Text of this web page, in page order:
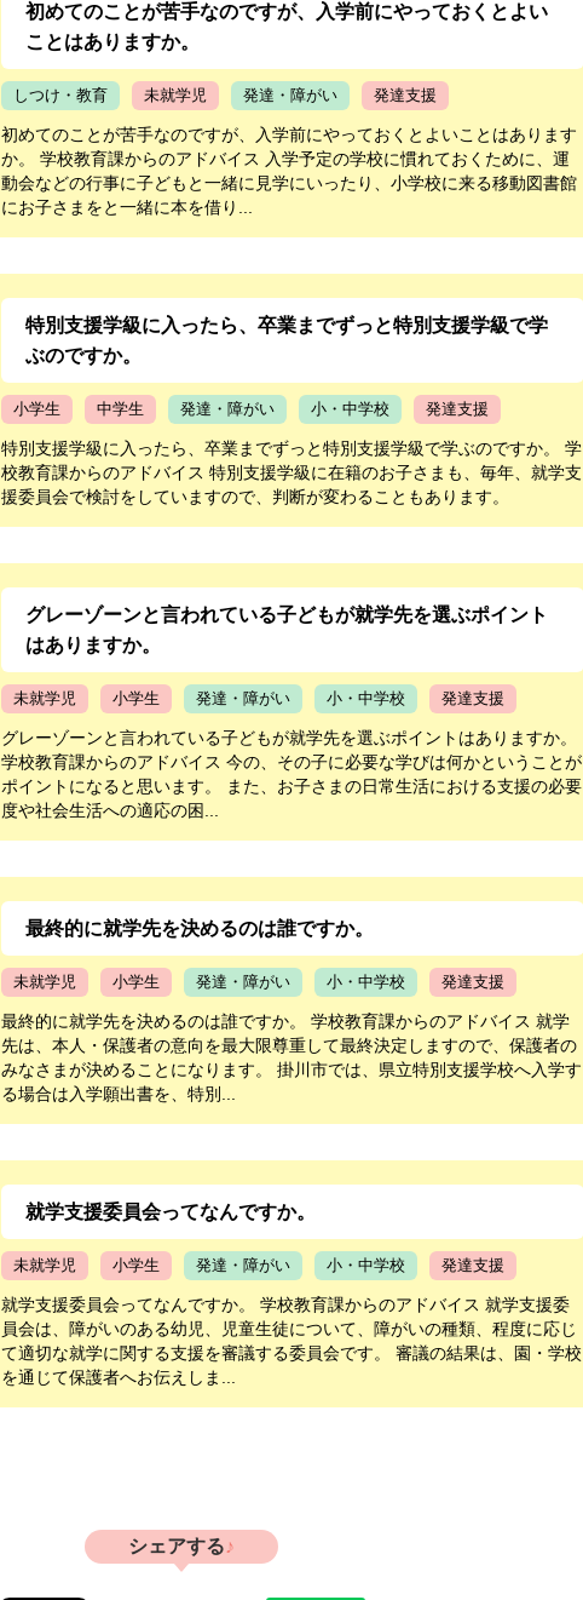
初めてのことが苦手なのですが、入学前にやっておくとよい
ことはありますか。
しつけ・教育 未就学児 発達・障がい 発達支援
初めてのことが苦手なのですが、入学前にやっておくとよいことはあります
か。 学校教育課からのアドバイス 入学予定の学校に慣れておくために、運
動会などの行事に子どもと一緒に見学にいったり、小学校に来る移動図書館
にお子さまをと一緒に本を借り...
特別支援学級に入ったら、卒業までずっと特別支援学級で学
ぶのですか。
小学生 中学生 発達・障がい 小・中学校 発達支援
特別支援学級に入ったら、卒業までずっと特別支援学級で学ぶのですか。 学
校教育課からのアドバイス 特別支援学級に在籍のお子さまも、毎年、就学支
援委員会で検討をしていますので、判断が変わることもあります。
グレーゾーンと言われている子どもが就学先を選ぶポイント
はありますか。
未就学児 小学生 発達・障がい 小・中学校 発達支援
グレーゾーンと言われている子どもが就学先を選ぶポイントはありますか。
学校教育課からのアドバイス 今の、その子に必要な学びは何かということが
ポイントになると思います。 また、お子さまの日常生活における支援の必要
度や社会生活への適応の困...
最終的に就学先を決めるのは誰ですか。
未就学児 小学生 発達・障がい 小・中学校 発達支援
最終的に就学先を決めるのは誰ですか。 学校教育課からのアドバイス 就学
先は、本人・保護者の意向を最大限尊重して最終決定しますので、保護者の
みなさまが決めることになります。 掛川市では、県立特別支援学校へ入学す
る場合は入学願出書を、特別...
就学支援委員会ってなんですか。
未就学児 小学生 発達・障がい 小・中学校 発達支援
就学支援委員会ってなんですか。 学校教育課からのアドバイス 就学支援委
員会は、障がいのある幼児、児童生徒について、障がいの種類、程度に応じ
て適切な就学に関する支援を審議する委員会です。 審議の結果は、園・学校
を通じて保護者へお伝えしま...
シェアする